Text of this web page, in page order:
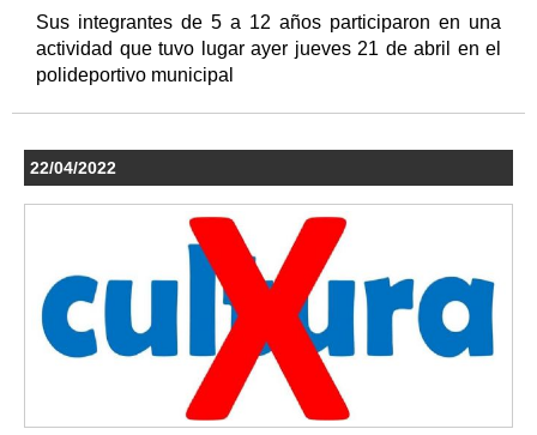
Sus integrantes de 5 a 12 años participaron en una
actividad que tuvo lugar ayer jueves 21 de abril en el
polideportivo municipal
22/04/2022